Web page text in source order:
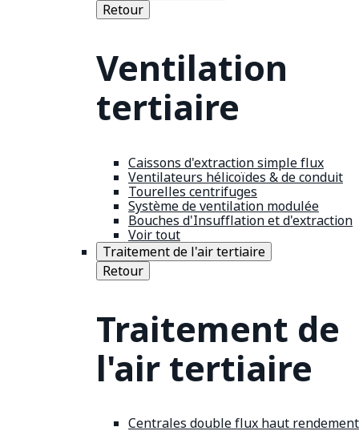
Retour
Ventilation
tertiaire
Caissons d'extraction simple flux
Ventilateurs hélicoïdes & de conduit
Tourelles centrifuges
Système de ventilation modulée
Bouches d'Insufflation et d'extraction
Voir tout
Traitement de l'air tertiaire
Retour
Traitement de
l'air tertiaire
Centrales double flux haut rendement